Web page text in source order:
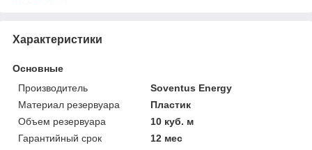
Характеристики
Основные
Производитель
Soventus Energy
Материал резервуара
Пластик
Объем резервуара
10 куб. м
Гарантийный срок
12 мес